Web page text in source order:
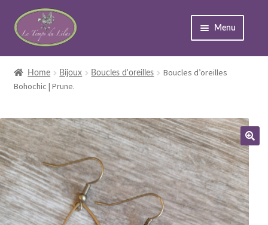
Menu
Accueil
menu
À propos
Événements
Contact
Home Bijoux Boucles d'oreilles
Boucles d’oreilles
Bohochic | Prune.